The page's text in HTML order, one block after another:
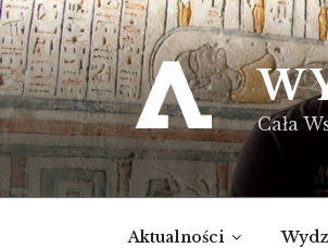
Przejdź
do
treści
Cała
Aktualności